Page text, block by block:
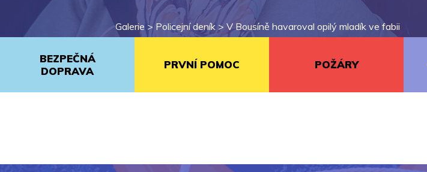
Galerie >Policejní deník > V Bousíně havaroval opilý mladík ve fabii
BEZPEČNÁ
DOPRAVA
PRVNÍ POMOC POŽÁRY